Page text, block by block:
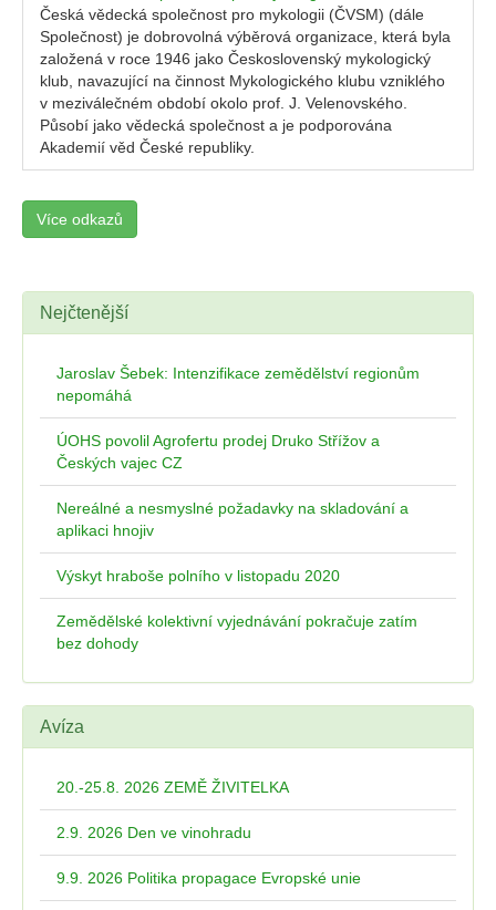
Česká vědecká společnost pro mykologii (ČVSM) (dále
Společnost) je dobrovolná výběrová organizace, která byla
založená v roce 1946 jako Československý mykologický
klub, navazující na činnost Mykologického klubu vzniklého
v meziválečném období okolo prof. J. Velenovského.
Působí jako vědecká společnost a je podporována
Akademií věd České republiky.
Více odkazů
Nejčtenější
Jaroslav Šebek: Intenzifikace zemědělství regionům
nepomáhá
ÚOHS povolil Agrofertu prodej Druko Střížov a
Českých vajec CZ
Nereálné a nesmyslné požadavky na skladování a
aplikaci hnojiv
Výskyt hraboše polního v listopadu 2020
Zemědělské kolektivní vyjednávání pokračuje zatím
bez dohody
Avíza
20.-25.8. 2026 ZEMĚ ŽIVITELKA
2.9. 2026 Den ve vinohradu
9.9. 2026 Politika propagace Evropské unie